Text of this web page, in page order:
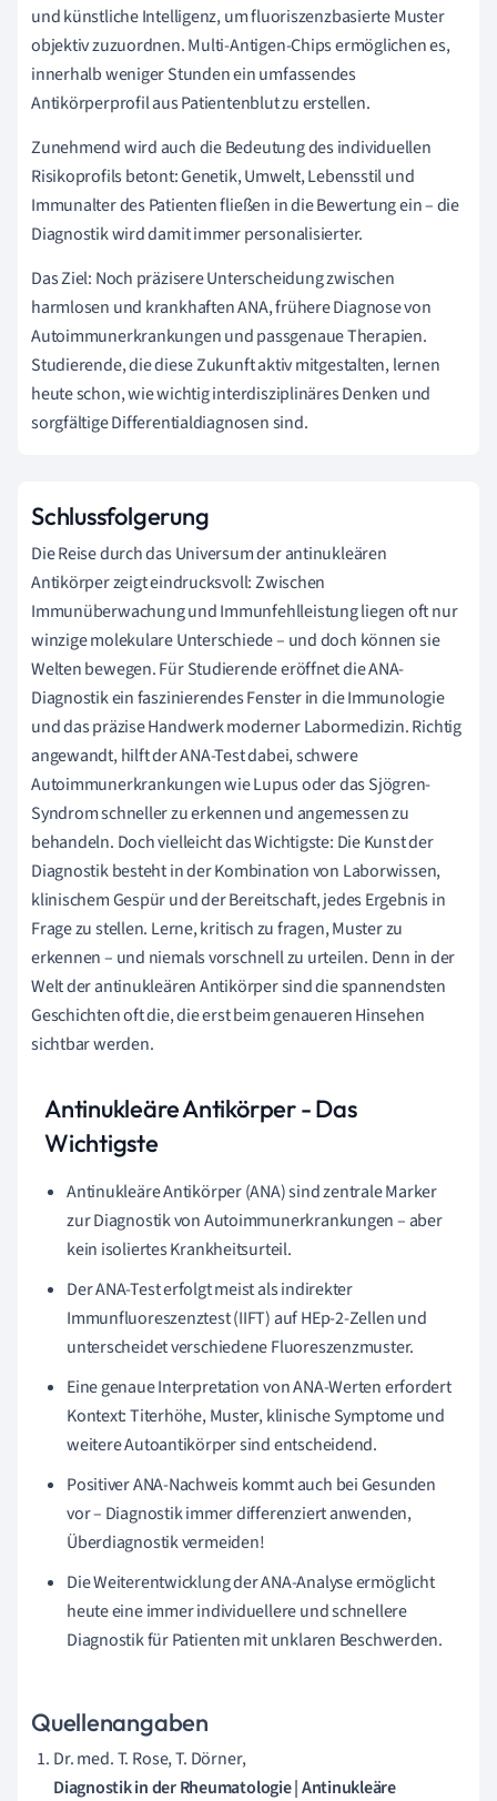
und künstliche Intelligenz, um fluoriszenzbasierte Muster
objektiv zuzuordnen. Multi-Antigen-Chips ermöglichen es,
innerhalb weniger Stunden ein umfassendes
Antikörperprofil aus Patientenblut zu erstellen.
Zunehmend wird auch die Bedeutung des individuellen
Risikoprofils betont: Genetik, Umwelt, Lebensstil und
Immunalter des Patienten fließen in die Bewertung ein – die
Diagnostik wird damit immer personalisierter.
Das Ziel: Noch präzisere Unterscheidung zwischen
harmlosen und krankhaften ANA, frühere Diagnose von
Autoimmunerkrankungen und passgenaue Therapien.
Studierende, die diese Zukunft aktiv mitgestalten, lernen
heute schon, wie wichtig interdisziplinäres Denken und
sorgfältige Differentialdiagnosen sind.
Schlussfolgerung
Die Reise durch das Universum der antinukleären
Antikörper zeigt eindrucksvoll: Zwischen
Immunüberwachung und Immunfehlleistung liegen oft nur
winzige molekulare Unterschiede – und doch können sie
Welten bewegen. Für Studierende eröffnet die ANA-
Diagnostik ein faszinierendes Fenster in die Immunologie
und das präzise Handwerk moderner Labormedizin. Richtig
angewandt, hilft der ANA-Test dabei, schwere
Autoimmunerkrankungen wie Lupus oder das Sjögren-
Syndrom schneller zu erkennen und angemessen zu
behandeln. Doch vielleicht das Wichtigste: Die Kunst der
Diagnostik besteht in der Kombination von Laborwissen,
klinischem Gespür und der Bereitschaft, jedes Ergebnis in
Frage zu stellen. Lerne, kritisch zu fragen, Muster zu
erkennen – und niemals vorschnell zu urteilen. Denn in der
Welt der antinukleären Antikörper sind die spannendsten
Geschichten oft die, die erst beim genaueren Hinsehen
sichtbar werden.
Antinukleäre Antikörper - Das
Wichtigste
Antinukleäre Antikörper (ANA) sind zentrale Marker
zur Diagnostik von Autoimmunerkrankungen – aber
kein isoliertes Krankheitsurteil.
Der ANA-Test erfolgt meist als indirekter
Immunfluoreszenztest (IIFT) auf HEp-2-Zellen und
unterscheidet verschiedene Fluoreszenzmuster.
Eine genaue Interpretation von ANA-Werten erfordert
Kontext: Titerhöhe, Muster, klinische Symptome und
weitere Autoantikörper sind entscheidend.
Positiver ANA-Nachweis kommt auch bei Gesunden
vor – Diagnostik immer differenziert anwenden,
Überdiagnostik vermeiden!
Die Weiterentwicklung der ANA-Analyse ermöglicht
heute eine immer individuellere und schnellere
Diagnostik für Patienten mit unklaren Beschwerden.
Quellenangaben
Dr. med. T. Rose, T. Dörner,
Diagnostik in der Rheumatologie | Antinukleäre